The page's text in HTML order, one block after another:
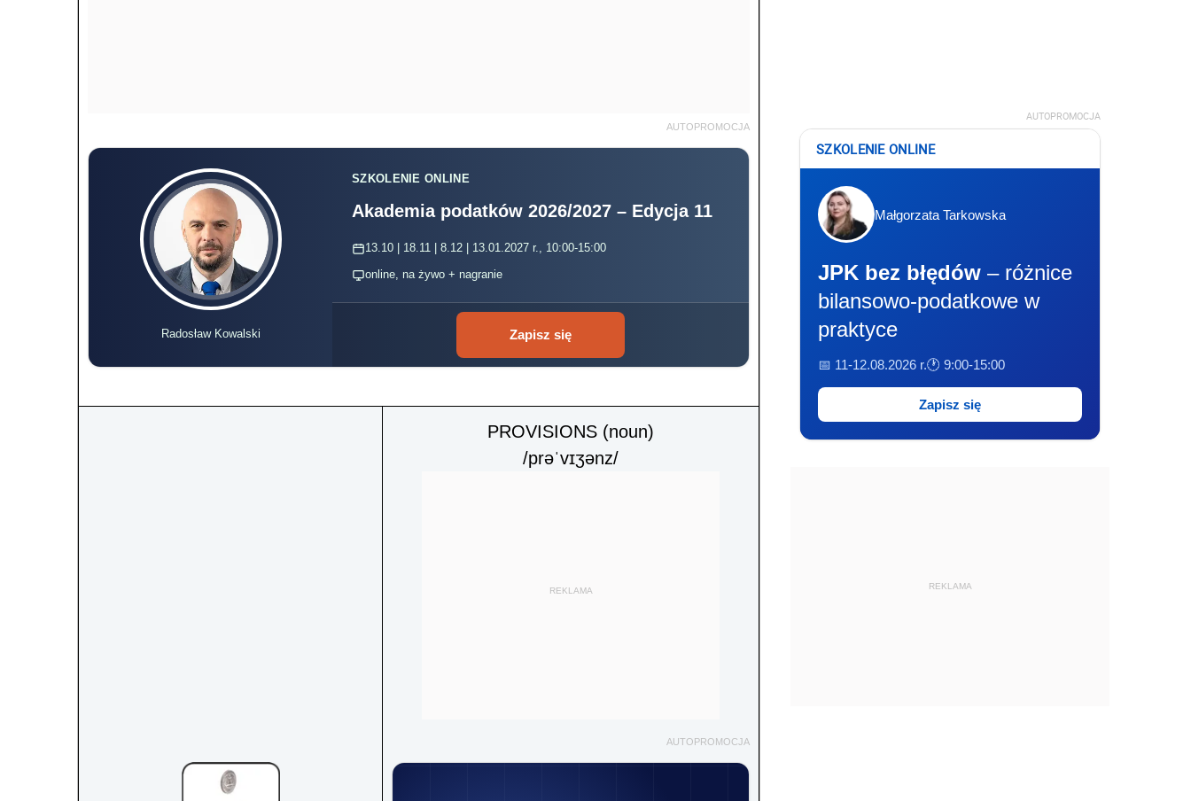
AUTOPROMOCJA
Radosław Kowalski
SZKOLENIE ONLINE
Akademia podatków 2026/2027 – Edycja 11
13.10 | 18.11 | 8.12 | 13.01.2027 r., 10:00-15:00
online, na żywo + nagranie
Zapisz się
PROVISIONS (noun)
/prəˈvɪʒənz/
REKLAMA
AUTOPROMOCJA
AUTOPROMOCJA
SZKOLENIE ONLINE
Małgorzata Tarkowska
JPK bez błędów – różnice
bilansowo-podatkowe w
praktyce
📅 11-12.08.2026 r.🕐 9:00-15:00
Zapisz się
REKLAMA